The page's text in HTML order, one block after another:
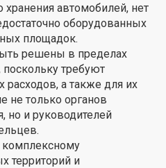
автомобилей, нет
оборудованных
площадок.
решены в пределах
поскольку требуют
а также для их
не только органов
но и руководителей
территорий и